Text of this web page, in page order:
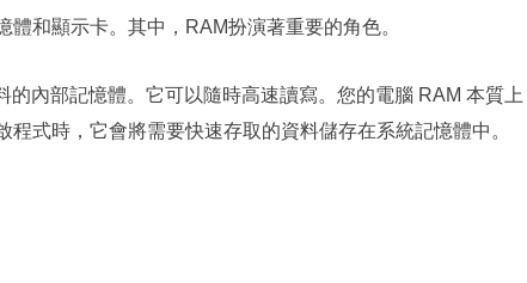
和顯示卡。其中，RAM扮演著重要的角色。
內部記憶體。它可以隨時高速讀寫。您的電腦 RAM 本質上
式時，它會將需要快速存取的資料儲存在系統記憶體中。